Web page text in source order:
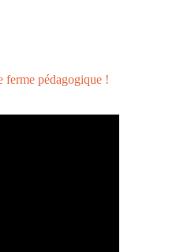
ferme pédagogique !